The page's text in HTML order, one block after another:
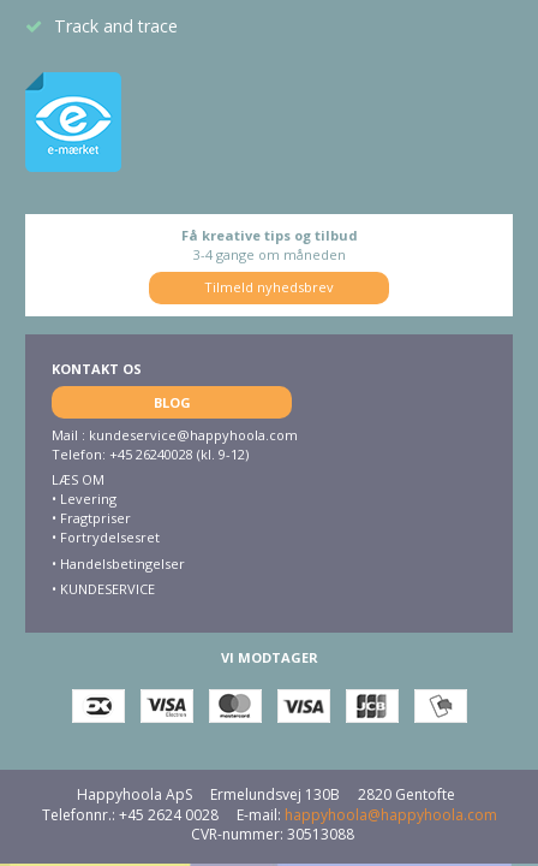
Track and trace
Få kreative tips og tilbud
3-4 gange om måneden
Tilmeld nyhedsbrev
KONTAKT OS
BLOG
Mail : kundeservice@happyhoola.com
Telefon: +45 26240028 (kl. 9-12)
LÆS OM
• Levering
• Fragtpriser
• Fortrydelsesret
• Handelsbetingelser
• KUNDESERVICE
VI MODTAGER
Happyhoola ApS Ermelundsvej 130B
2820 Gentofte
Telefonnr.: +45 2624 0028 E-mail: happyhoola@happyhoola.com
CVR-nummer: 30513088